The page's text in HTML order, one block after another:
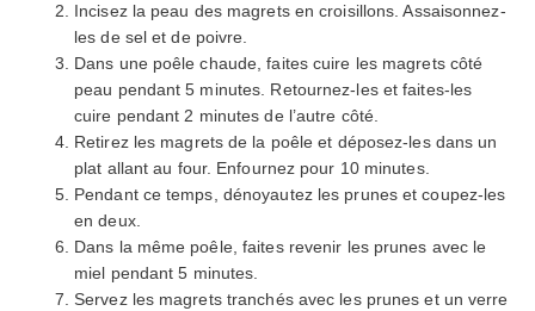
Incisez la peau des magrets en croisillons. Assaisonnez-
les de sel et de poivre.
Dans une poêle chaude, faites cuire les magrets côté
peau pendant 5 minutes. Retournez-les et faites-les
cuire pendant 2 minutes de l’autre côté.
Retirez les magrets de la poêle et déposez-les dans un
plat allant au four. Enfournez pour 10 minutes.
Pendant ce temps, dénoyautez les prunes et coupez-les
en deux.
Dans la même poêle, faites revenir les prunes avec le
miel pendant 5 minutes.
Servez les magrets tranchés avec les prunes et un verre